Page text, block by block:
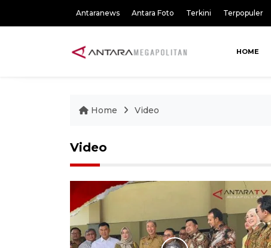
Antaranews Antara Foto Terkini Terpopuler
HOME
Home Video
Video